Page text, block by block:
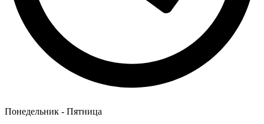
Понедельник - Пятница